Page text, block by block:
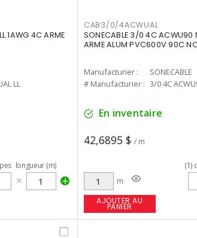
1AWG 4C ARME
LL
longueur (m)
CAB3/0/4ACWUAL
SONECABLE 3/0 4C ACWU90
ARME ALUM PVC600V 90C
Manufacturier :
SONECABLE
# Manufacturier : 3/0 4C
En inventaire
42,6895 $ / m
m
(1)
AJOUTER AU
PANIER